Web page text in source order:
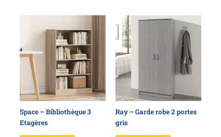
Space – Bibliothèque 3
Etagères
Ray – Garde robe 2 portes
gris